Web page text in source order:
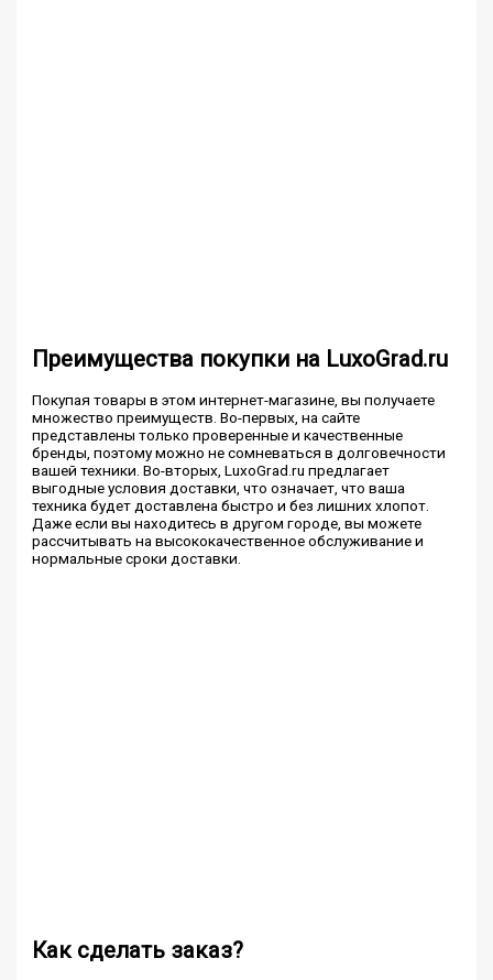
Преимущества покупки на LuxoGrad.ru
Покупая товары в этом интернет-магазине, вы получаете
множество преимуществ. Во-первых, на сайте
представлены только проверенные и качественные
бренды, поэтому можно не сомневаться в долговечности
вашей техники. Во-вторых, LuxoGrad.ru предлагает
выгодные условия доставки, что означает, что ваша
техника будет доставлена быстро и без лишних хлопот.
Даже если вы находитесь в другом городе, вы можете
рассчитывать на высококачественное обслуживание и
нормальные сроки доставки.
Как сделать заказ?